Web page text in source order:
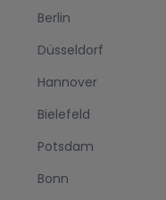
Berlin
Düsseldorf
Hannover
Bielefeld
Potsdam
Bonn